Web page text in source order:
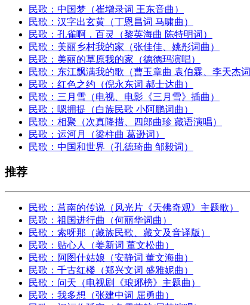
民歌：中国梦（崔增录词 王东音曲）
民歌：汉字出玄黄（丁恩昌词 马啸曲）
民歌：孔雀啊，百灵（黎英海曲 陈特明词）
民歌：美丽乡村我的家（张佳佳、姚彤词曲）
民歌：美丽的草原我的家（德德玛演唱）
民歌：东江飘满我的歌（曹玉章曲 袁伯霖、李天杰词
民歌：红色之约（倪永东词 郝士达曲）
民歌：三月雪（电视、电影《三月雪》插曲）
民歌：嗯拥提（白族民歌 小阿鹏词曲）
民歌：相聚（次真降措、四郎曲珍 藏语演唱）
民歌：运河月（梁柱曲 葛逊词）
民歌：中国和世界（孔德琦曲 邹毅词）
推荐
民歌：莒南的传说（风光片《天佛奇观》主题歌）
民歌：祖国进行曲（何丽华词曲）
民歌：索呀那（藏族民歌、藏文及音译版）
民歌：贴心人（姜新词 董文松曲）
民歌：阿图什姑娘（安静词 董文海曲）
民歌：千古红楼（郑兴文词 盛雅妮曲）
民歌：问天（电视剧《琅琊榜》主题曲）
民歌：我多想（张建中词 屈勇曲）